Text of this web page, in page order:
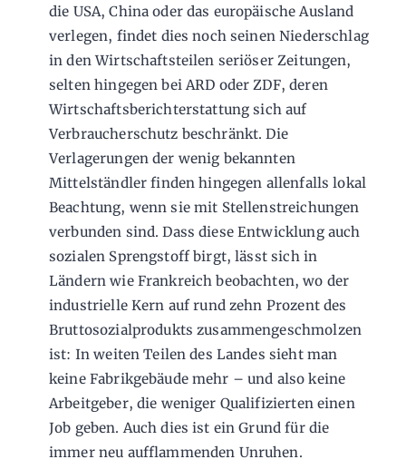
die USA, China oder das europäische Ausland
verlegen, findet dies noch seinen Niederschlag
in den Wirtschaftsteilen seriöser Zeitungen,
selten hingegen bei ARD oder ZDF, deren
Wirtschaftsberichterstattung sich auf
Verbraucherschutz beschränkt. Die
Verlagerungen der wenig bekannten
Mittelständler finden hingegen allenfalls lokal
Beachtung, wenn sie mit Stellenstreichungen
verbunden sind. Dass diese Entwicklung auch
sozialen Sprengstoff birgt, lässt sich in
Ländern wie Frankreich beobachten, wo der
industrielle Kern auf rund zehn Prozent des
Bruttosozialprodukts zusammengeschmolzen
ist: In weiten Teilen des Landes sieht man
keine Fabrikgebäude mehr – und also keine
Arbeitgeber, die weniger Qualifizierten einen
Job geben. Auch dies ist ein Grund für die
immer neu aufflammenden Unruhen.